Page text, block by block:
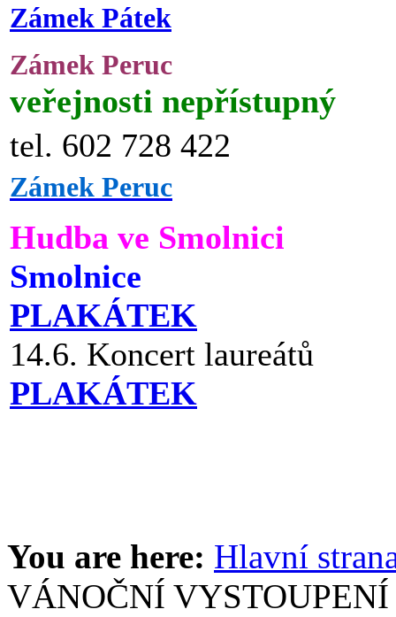
Zámek Pátek
Zámek Peruc
veřejnosti nepřístupný
tel. 602 728 422
Zámek Peruc
Hudba ve Smolnici
Smolnice
PLAKÁTEK
14.6. Koncert laureátů
PLAKÁTEK
You are here: Hlavní
VÁNOČNÍ VYSTOUPENÍ